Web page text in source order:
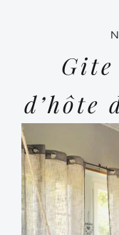
Gite
d’hôte